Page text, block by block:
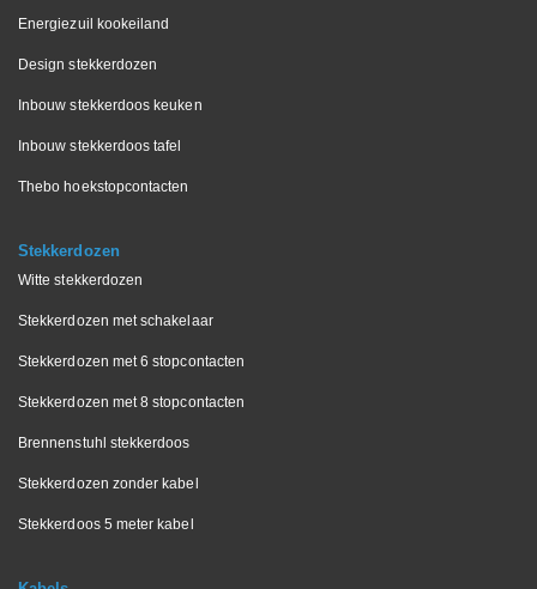
Energiezuil kookeiland
Design stekkerdozen
Inbouw stekkerdoos keuken
Inbouw stekkerdoos tafel
Thebo hoekstopcontacten
Stekkerdozen
Witte stekkerdozen
Stekkerdozen met schakelaar
Stekkerdozen met 6 stopcontacten
Stekkerdozen met 8 stopcontacten
Brennenstuhl stekkerdoos
Stekkerdozen zonder kabel
Stekkerdoos 5 meter kabel